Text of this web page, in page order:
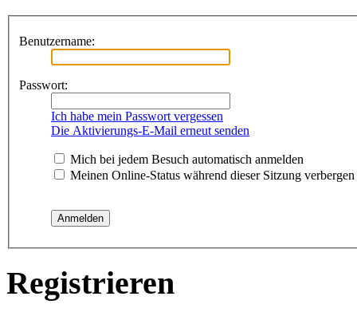
Benutzername:
Passwort:
Ich habe mein Passwort vergessen
Die Aktivierungs-E-Mail erneut senden
Mich bei jedem Besuch automatisch anmelden
Meinen Online-Status während dieser Sitzung verbergen
Registrieren